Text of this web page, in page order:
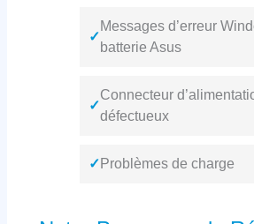
✓
Messages d’erreur
batterie Asus
✓
Connecteur
défectueux
✓ Problèmes de charge